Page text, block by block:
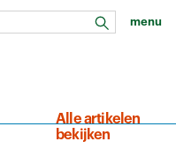
zoeken
menu
Alle artikelen
bekijken